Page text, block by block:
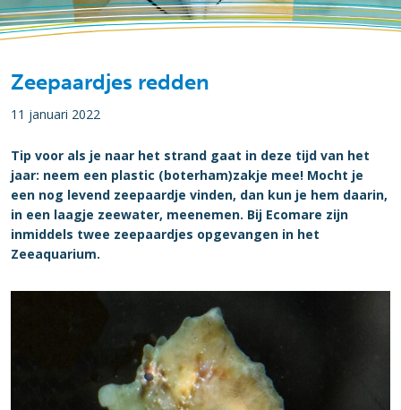
Zeepaardjes redden
11 januari 2022
Tip voor als je naar het strand gaat in deze tijd van het
jaar: neem een plastic (boterham)zakje mee! Mocht je
een nog levend zeepaardje vinden, dan kun je hem daarin,
in een laagje zeewater, meenemen. Bij Ecomare zijn
inmiddels twee zeepaardjes opgevangen in het
Zeeaquarium.